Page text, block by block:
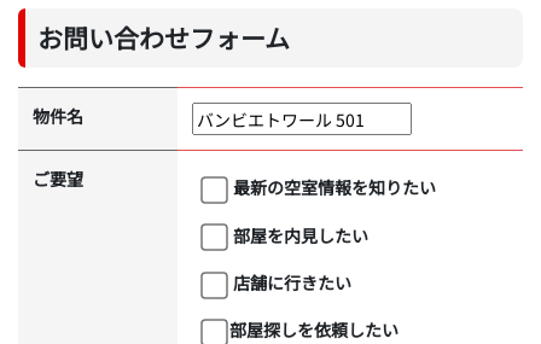
お問い合わせフォーム
物件名
ご要望
最新の空室情報を知りたい
部屋を内見したい
店舗に行きたい
部屋探しを依頼したい